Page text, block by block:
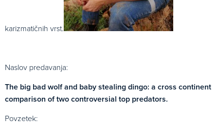
karizmatičnih vrst.
Naslov predavanja:
The big bad wolf and baby stealing dingo: a cross continent
comparison of two controversial top predators.
Povzetek: